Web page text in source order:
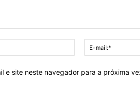
Nome:*
e site neste navegador para a próxima